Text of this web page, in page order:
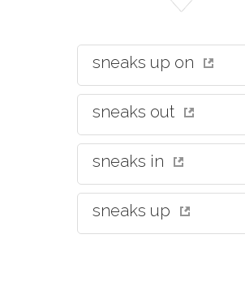
sneaks up on
sneaks out
sneaks in
sneaks up